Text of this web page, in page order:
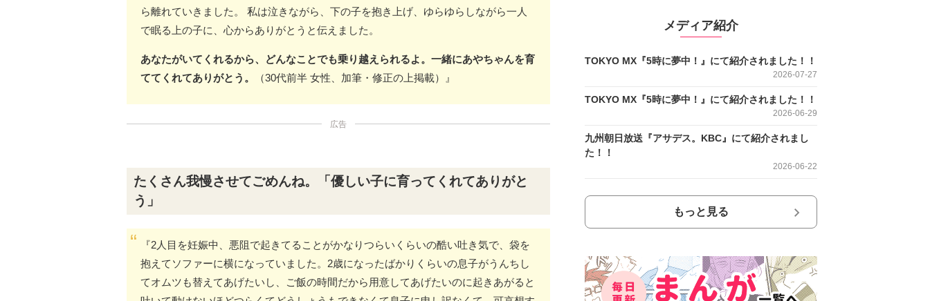
ら離れていきました。 私は泣きながら、下の子を抱き上げ、ゆらゆらしながら一人
で眠る上の子に、心からありがとうと伝えました。
あなたがいてくれるから、どんなことでも乗り越えられるよ。一緒にあやちゃんを育
ててくれてありがとう。
（30代前半 女性、加筆・修正の上掲載）』
広告
たくさん我慢させてごめんね。「優しい子に育ってくれてありがと
う」
『2人目を妊娠中、悪阻で起きてることがかなりつらいくらいの酷い吐き気で、袋を
抱えてソファーに横になっていました。2歳になったばかりくらいの息子がうんちし
てオムツも替えてあげたいし、ご飯の時間だから用意してあげたいのに起きあがると
メディア紹介
TOKYO MX『5時に夢中！』にて紹介されました！！
2026-07-27
TOKYO MX『5時に夢中！』にて紹介されました！！
2026-06-29
九州朝日放送『アサデス。KBC』にて紹介されまし
た！！
2026-06-22
もっと見る